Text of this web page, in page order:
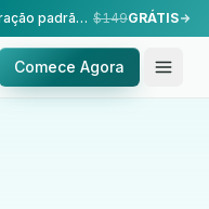
Configuração feita para você — configuração padrão, realizada pela nossa equipe. $149GRÁTIS
Comece Agora